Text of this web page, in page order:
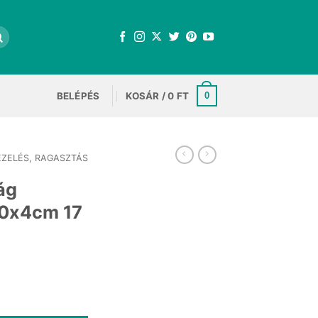
BELÉPÉS KOSÁR /0 FT 0
RAGASZTÁS
17